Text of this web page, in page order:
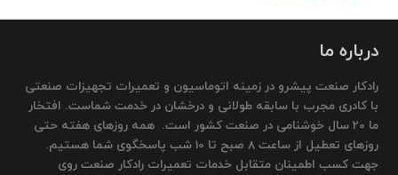
درباره ما
رادکار صنعت پیشرو در زمینه اتوماسیون و تعمیرات تجهیزات صنعتی
با کادری مجرب با سابقه طولانی و درخشان در خدمت شماست. افتخار
ما 20 سال خوشنامی در صنعت کشور است. همه روزهای هفته حتی
روزهای تعطیل از ساعت 8 صبح تا 10 شب پاسخگوی شما هستیم.
جهت کسب اطمینان متقابل خدمات تعمیرات رادکار صنعت روی